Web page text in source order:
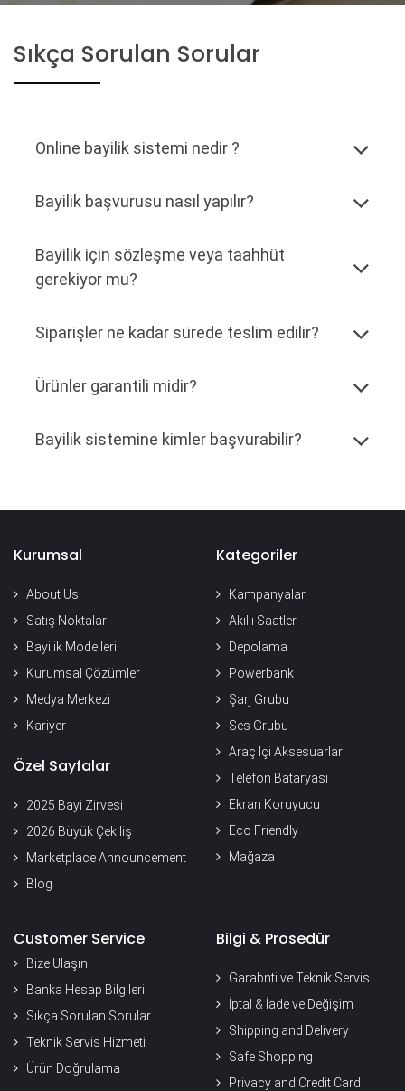
Sıkça Sorulan Sorular
Online bayilik sistemi nedir ?
Bayilik başvurusu nasıl yapılır?
Bayilik için sözleşme veya taahhüt
gerekiyor mu?
Siparişler ne kadar sürede teslim edilir?
16:00'a kadar tamamlanan siparişleriniz aynı gün
Ürünler garantili midir?
Bayilik sistemine kimler başvurabilir?
Kurumsal
About Us
Satış Noktaları
Bayilik Modelleri
Kurumsal Çözümler
Medya Merkezi
Kariyer
Özel Sayfalar
2025 Bayi Zirvesi
2026 Büyük Çekiliş
Marketplace Announcement
Blog
Kategoriler
Kampanyalar
Akıllı Saatler
Depolama
Powerbank
Şarj Grubu
Ses Grubu
Araç İçi Aksesuarları
Telefon Bataryası
Ekran Koruyucu
Eco Friendly
Mağaza
Customer Service
Bize Ulaşın
Banka Hesap Bilgileri
Sıkça Sorulan Sorular
Teknik Servis Hizmeti
Ürün Doğrulama
Bilgi & Prosedür
Garabnti ve Teknik Servis
İptal & İade ve Değişim
Shipping and Delivery
Safe Shopping
Privacy and Credit Card